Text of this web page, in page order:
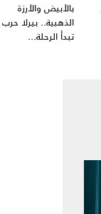
بالأبيض والأرزة
الذهبية.. بيرلا حرب
تبدأ الرحلة...